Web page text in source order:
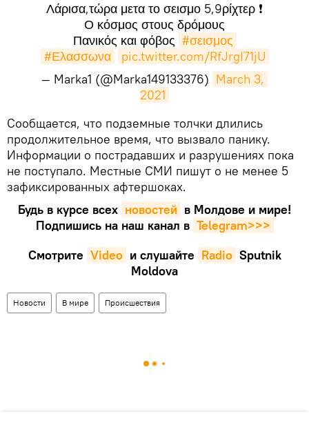
Λάρισα,τώρα μετα το σεισμο 5,9ρίχτερ ❗️
Ο κόσμος στους δρόμους
Πανικός και φόβος #σεισμος
#Ελασσωνα
pic.twitter.com/RfJrgI71jU
— Marka1 (@Marka149133376) March 3,
2021
​Сообщается, что подземные толчки длились
продолжительное время, что вызвало панику.
Информации о пострадавших и разрушениях пока
не поступало. Местные СМИ пишут о не менее 5
зафиксированных афтершоках.
Будь в курсе всех новостей в Молдове и мире!
Подпишись на наш канал в Telegram>>>
Смотрите Video и слушайте Radio Sputnik
Moldova
Новости В мире Происшествия